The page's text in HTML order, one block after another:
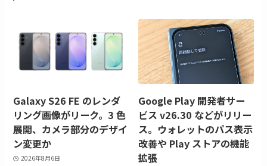
Galaxy S26 FE のレンダ
リング画像がリーク。3 色
展開、カメラ部分のデザイ
ン変更か
2026年8月6日
Google Play 開発者サー
ビス v26.30 などがリリー
ス。ウォレットのパス表示
改善や Play ストアの機能
拡張